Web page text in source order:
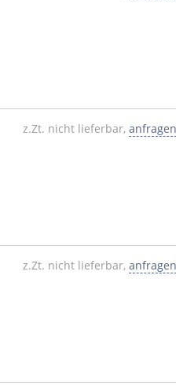
z.Zt. nicht lieferbar, anfragen
z.Zt. nicht lieferbar, anfragen